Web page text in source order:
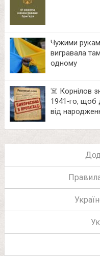
Чужими
вигравала
одному
☠️ Корнілов
1941‑го, щоб
від